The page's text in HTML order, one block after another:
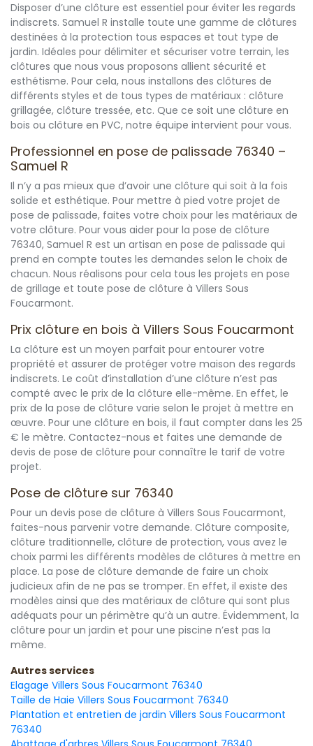
Disposer d’une clôture est essentiel pour éviter les regards
indiscrets. Samuel R installe toute une gamme de clôtures
destinées à la protection tous espaces et tout type de
jardin. Idéales pour délimiter et sécuriser votre terrain, les
clôtures que nous vous proposons allient sécurité et
esthétisme. Pour cela, nous installons des clôtures de
différents styles et de tous types de matériaux : clôture
grillagée, clôture tressée, etc. Que ce soit une clôture en
bois ou clôture en PVC, notre équipe intervient pour vous.
Professionnel en pose de palissade 76340 –
Samuel R
Il n’y a pas mieux que d’avoir une clôture qui soit à la fois
solide et esthétique. Pour mettre à pied votre projet de
pose de palissade, faites votre choix pour les matériaux de
votre clôture. Pour vous aider pour la pose de clôture
76340, Samuel R est un artisan en pose de palissade qui
prend en compte toutes les demandes selon le choix de
chacun. Nous réalisons pour cela tous les projets en pose
de grillage et toute pose de clôture à Villers Sous
Foucarmont.
Prix clôture en bois à Villers Sous Foucarmont
La clôture est un moyen parfait pour entourer votre
propriété et assurer de protéger votre maison des regards
indiscrets. Le coût d’installation d’une clôture n’est pas
compté avec le prix de la clôture elle-même. En effet, le
prix de la pose de clôture varie selon le projet à mettre en
œuvre. Pour une clôture en bois, il faut compter dans les 25
€ le mètre. Contactez-nous et faites une demande de
devis de pose de clôture pour connaître le tarif de votre
projet.
Pose de clôture sur 76340
Pour un devis pose de clôture à Villers Sous Foucarmont,
faites-nous parvenir votre demande. Clôture composite,
clôture traditionnelle, clôture de protection, vous avez le
choix parmi les différents modèles de clôtures à mettre en
place. La pose de clôture demande de faire un choix
judicieux afin de ne pas se tromper. En effet, il existe des
modèles ainsi que des matériaux de clôture qui sont plus
adéquats pour un périmètre qu’à un autre. Évidemment, la
clôture pour un jardin et pour une piscine n’est pas la
même.
Autres services
Elagage Villers Sous Foucarmont 76340
Taille de Haie Villers Sous Foucarmont 76340
Plantation et entretien de jardin Villers Sous Foucarmont
76340